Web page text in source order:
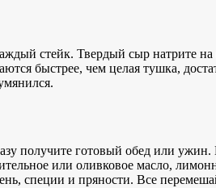
стейк. Твердый сыр натрите
быстрее, чем целая тушка,
получите готовый обед или
или оливковое масло,
специи и пряности. Все